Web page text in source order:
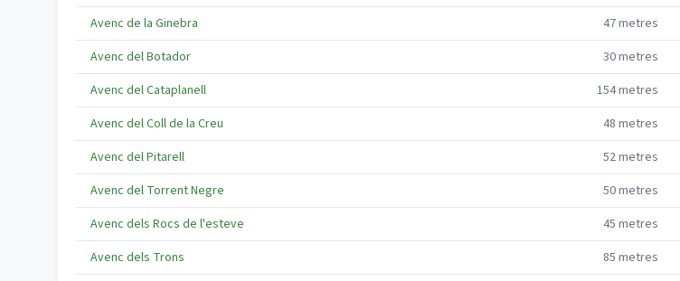
Avenc de la Ginebra
47metres
Avenc del Botador
30metres
Avenc del Cataplanell
154metres
Avenc del Coll de la Creu
48 metres
Avenc del Pitarell
52metres
Avenc del Torrent Negre
50metres
Avenc dels Rocs de l'esteve
45 metres
Avenc dels Trons
85 metres